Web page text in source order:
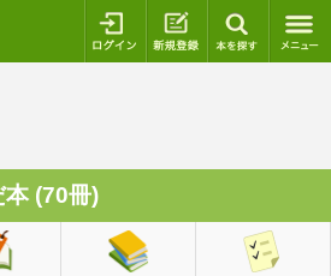
ログイン 新規登録
本 (70冊)